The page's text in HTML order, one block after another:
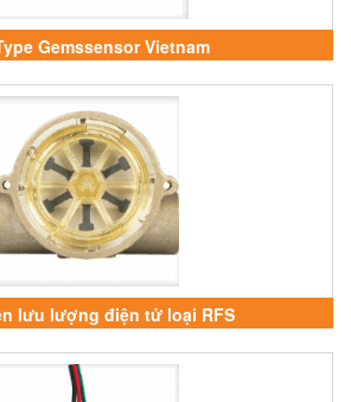
Gemssensor Vietnam
lưu lượng điện tử loại RFS